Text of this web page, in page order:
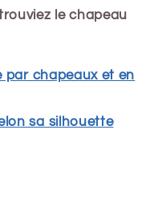
le chapeau
par chapeaux et en
sa silhouette